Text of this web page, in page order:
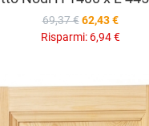
69,37 € 62,43 €
Risparmi: 6,94 €